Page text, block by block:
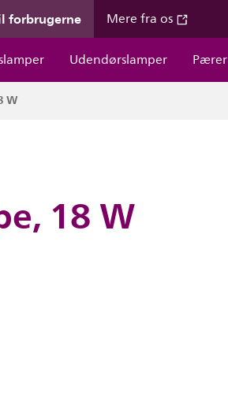
forbrugerne Mere fra os
Udendørslamper Pærer
W
18 W